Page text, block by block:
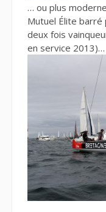
… ou plus
Mutuel Élite barré
deux fois
en service 2013)…